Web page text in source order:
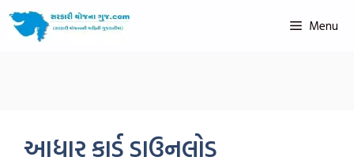
Menu
આધાર કાર્ડ ડાઉનલોડ